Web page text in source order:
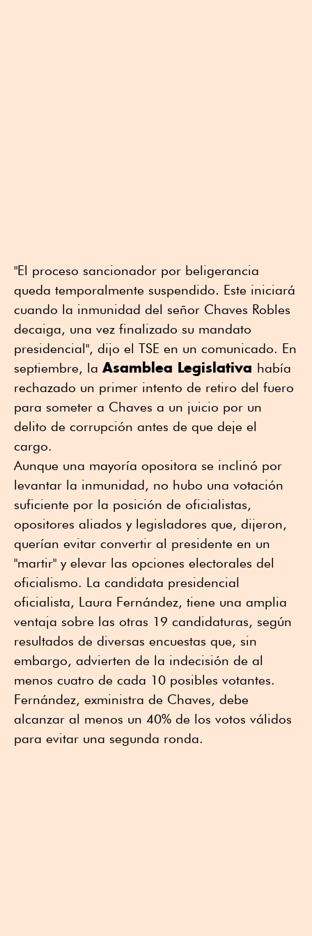
"El proceso sancionador por beligerancia
queda temporalmente suspendido. Este iniciará
cuando la inmunidad del señor Chaves Robles
decaiga, una vez finalizado su mandato
presidencial", dijo el TSE en un comunicado. En
septiembre, la Asamblea Legislativa había
rechazado un primer intento de retiro del fuero
para someter a Chaves a un juicio por un
delito de corrupción antes de que deje el
cargo.
Aunque una mayoría opositora se inclinó por
levantar la inmunidad, no hubo una votación
suficiente por la posición de oficialistas,
opositores aliados y legisladores que, dijeron,
querían evitar convertir al presidente en un
"martir" y elevar las opciones electorales del
oficialismo. La candidata presidencial
oficialista, Laura Fernández, tiene una amplia
ventaja sobre las otras 19 candidaturas, según
resultados de diversas encuestas que, sin
embargo, advierten de la indecisión de al
menos cuatro de cada 10 posibles votantes.
Fernández, exministra de Chaves, debe
alcanzar al menos un 40% de los votos válidos
para evitar una segunda ronda.